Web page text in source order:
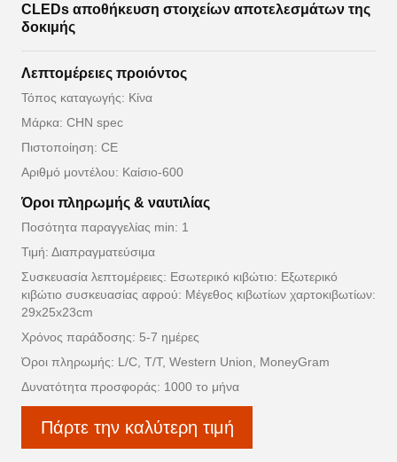
CLEDs αποθήκευση στοιχείων αποτελεσμάτων της
δοκιμής
Λεπτομέρειες προιόντος
Τόπος καταγωγής: Κίνα
Μάρκα: CHN spec
Πιστοποίηση: CE
Αριθμό μοντέλου: Καίσιο-600
Όροι πληρωμής & ναυτιλίας
Ποσότητα παραγγελίας min: 1
Τιμή: Διαπραγματεύσιμα
Συσκευασία λεπτομέρειες: Εσωτερικό κιβώτιο: Εξωτερικό
κιβώτιο συσκευασίας αφρού: Μέγεθος κιβωτίων χαρτοκιβωτίων:
29x25x23cm
Χρόνος παράδοσης: 5-7 ημέρες
Όροι πληρωμής: L/C, T/T, Western Union, MoneyGram
Δυνατότητα προσφοράς: 1000 το μήνα
Πάρτε την καλύτερη τιμή